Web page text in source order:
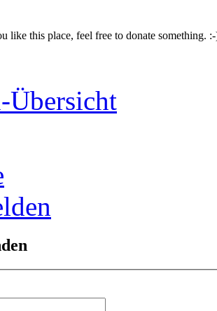
like this place, feel free to donate something.
Übersicht